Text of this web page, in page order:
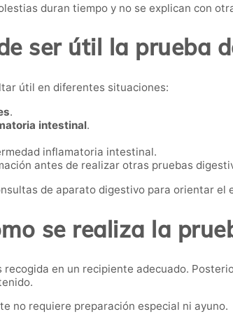
duran tiempo y no se explican con
ser útil la prueba
útil en diferentes situaciones:
.
intestinal.
inflamatoria intestinal.
antes de realizar otras pruebas
de aparato digestivo para orientar
se realiza la
en un recipiente adecuado.
no requiere preparación especial ni ayuno.